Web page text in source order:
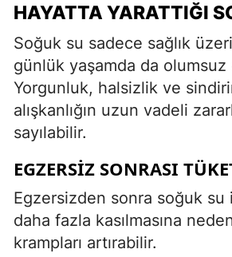
HAYATTA YARATTIĞI
Soğuk su sadece sağlık
günlük yaşamda da olumsuz
Yorgunluk, halsizlik ve
alışkanlığın uzun vadeli
sayılabilir.
EGZERSIZ SONRASI
Egzersizden sonra soğuk su
daha fazla kasılmasına
krampları artırabilir.